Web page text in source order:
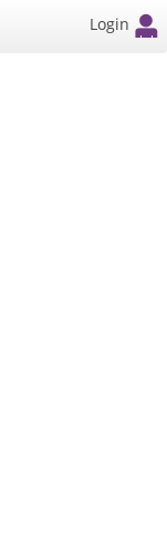
Login